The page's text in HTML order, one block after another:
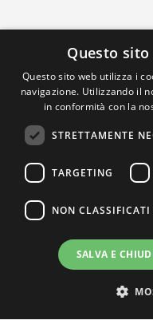
Questo
Questo sito web utilizza i
navigazione. Utilizzando il
in conformità con la
STRETTAMENTE
TARGETING
NON CLASSIFICATI
SALVA E